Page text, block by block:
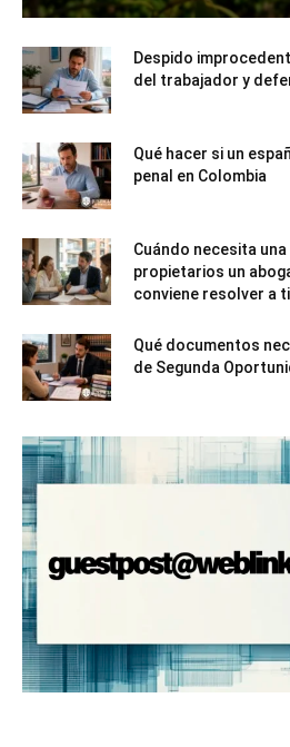
Despido
del trabajador y
Qué hacer si un
penal en Colombia
Cuándo necesita
propietarios un
conviene resolver a
Qué documentos
de Segunda